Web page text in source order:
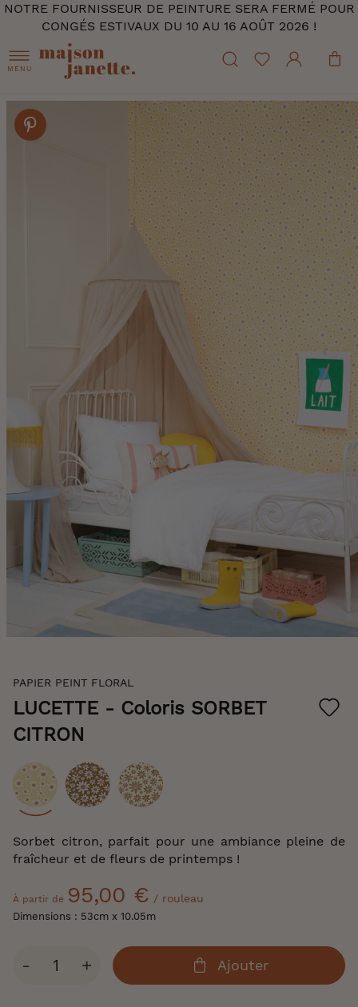
NOTRE FOURNISSEUR DE PEINTURE SERA FERMÉ POUR
CONGÉS ESTIVAUX DU 10 AU 16 AOÛT 2026 !
MENU
PAPIER PEINT FLORAL
LUCETTE - Coloris SORBET
CITRON
Coloris
Sorbet citron, parfait pour une ambiance pleine de
fraîcheur et de fleurs de printemps !
À partir de 95,00 € / rouleau
Dimensions : 53cm x 10.05m
Qté
- + Ajouter
Skip
the
the
beginning
the
images
gallery